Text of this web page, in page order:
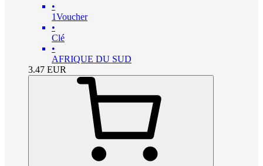
•
1Voucher
•
Clé
•
AFRIQUE DU SUD
3.47 EUR